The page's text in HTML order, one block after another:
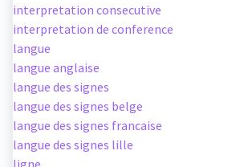
interpretation consecutive
interpretation de conference
langue
langue anglaise
langue des signes
langue des signes belge
langue des signes francaise
langue des signes lille